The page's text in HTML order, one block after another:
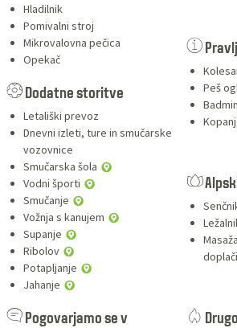
Hladilnik
Pomivalni stroj
Mikrovalovna pečica
Opekač
Peš
Dodatne storitve
Letališki prevoz
Dnevni izleti, ture in smučarske
vozovnice
Smučarska šola
Vodni športi
Smučanje
Vožnja s kanujem
Supanje
Ribolov
Potapljanje
Jahanje
Pogovarjamo se v Drugo